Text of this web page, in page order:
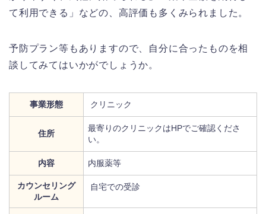
て利用できる」などの、高評価も多くみられました。
予防プラン等もありますので、自分に合ったものを相
談してみてはいかがでしょうか。
事業形態 クリニック
住所
最寄りのクリニックはHPでご確認くださ
い。
内容 内服薬等
カウンセリング
ルーム
自宅での受診